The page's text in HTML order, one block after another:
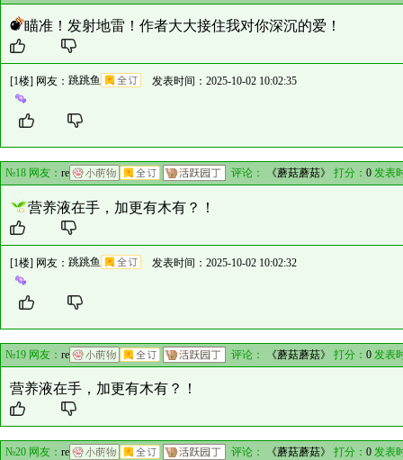
瞄准！发射地雷！作者大大接住我对你深沉的爱！
[1楼] 网友： 跳跳鱼 发表时间：2025-10-02 10:02:35
№18 网友： re 评论： 《蘑菇蘑菇》 打分： 0 发表
营养液在手，加更有木有？！
[1楼] 网友： 跳跳鱼 发表时间：2025-10-02 10:02:32
№19 网友： re 评论： 《蘑菇蘑菇》 打分： 0 发表
营养液在手，加更有木有？！
№20 网友： re 评论： 《蘑菇蘑菇》 打分： 0 发表